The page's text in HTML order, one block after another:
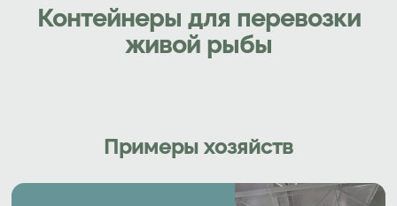
Контейнеры для перевозки
живой рыбы
Примеры хозяйств